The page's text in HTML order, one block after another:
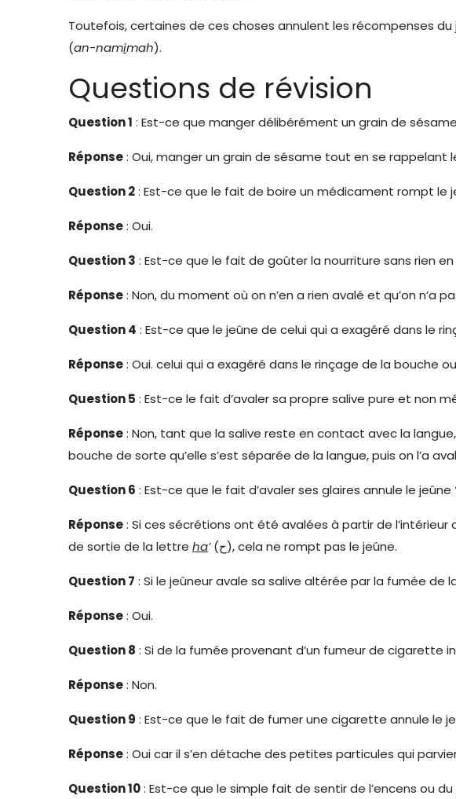
Toutefois, certaines de ces choses annulent les récompenses
(an-namimah).
Questions de révision
Question 1 : Est-ce que manger délibérément un grain de
Réponse: Oui, manger un grain de sésame tout en se rappelant
Question 2: Est-ce que le fait de boire un médicament rompt le
Réponse: Oui.
Question 3 : Est-ce que le fait de goûter la nourriture sans rien
Réponse: Non, du moment où on n’en a rien avalé et qu’on n’a
Question 4 : Est-ce que le jeûne de celui qui a exagéré dans le
Réponse: Oui. celui qui a exagéré dans le rinçage de la bouche
Question 5 : Est-ce le fait d’avaler sa propre salive pure et non
Réponse: Non, tant que la salive reste en contact avec la
bouche de sorte qu’elle s’est séparée de la langue, puis on l’a
Question6 : Est-ce que le fait d’avaler ses glaires annule le jeûne
Réponse: Si ces sécrétions ont été avalées à partir de
de sortie de la lettre ha’ (ح), cela ne rompt pas le jeûne.
Question 7 : Si le jeûneur avale sa salive altérée par la fumée de
Réponse: Oui.
Question 8 : Si de la fumée provenant d’un fumeur de cigarette
Réponse: Non.
Question 9 : Est-ce que le fait de fumer une cigarette annule le
Réponse: Oui car il s’en détache des petites particules qui
Question 10: Est-ce que le simple fait de sentir de l’encens ou